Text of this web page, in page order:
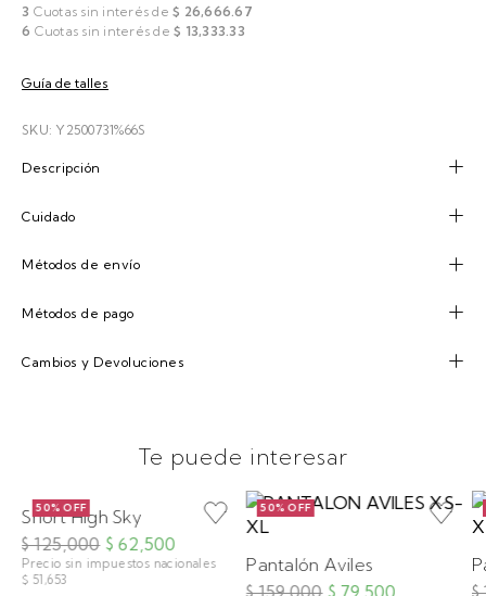
3 Cuotas sin interés de $ 26,666.67
6 Cuotas sin interés de $ 13,333.33
Guía de talles
SKU: Y2500731%66S
Descripción
Cuidado
Métodos de envío
Métodos de pago
Cambios y Devoluciones
Te puede interesar
50% OFF
Short High Sky
$ 125,000 $ 62,500
Precio sin impuestos nacionales
$ 51,653
50% OFF
Pantalón Aviles
$ 159,000 $ 79,500
$